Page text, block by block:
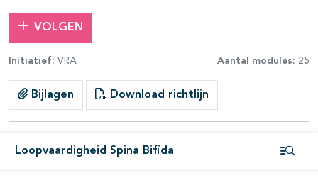
VOLGEN
Initiatief: VRA Aantal modules: 25
Bijlagen Download richtlijn
Loopvaardigheid Spina Bifida
open- en dichtklappen